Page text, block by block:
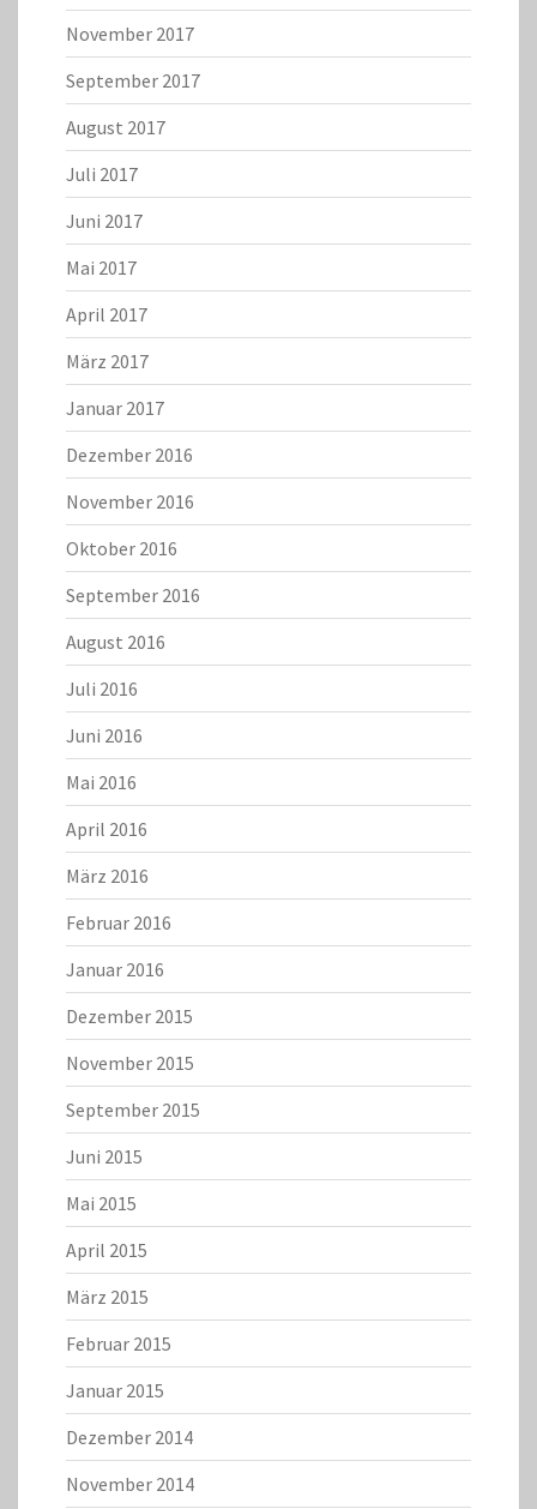
November 2017
September 2017
August 2017
Juli 2017
Juni 2017
Mai 2017
April 2017
März 2017
Januar 2017
Dezember 2016
November 2016
Oktober 2016
September 2016
August 2016
Juli 2016
Juni 2016
Mai 2016
April 2016
März 2016
Februar 2016
Januar 2016
Dezember 2015
November 2015
September 2015
Juni 2015
Mai 2015
April 2015
März 2015
Februar 2015
Januar 2015
Dezember 2014
November 2014